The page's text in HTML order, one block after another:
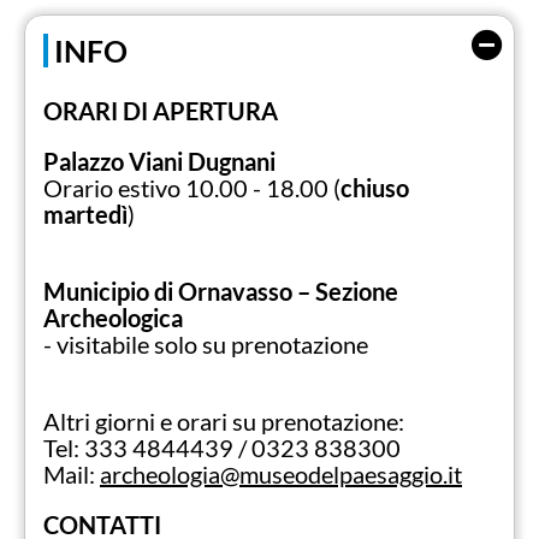
De Dragon, Carlo Fornara, Cesare Maggi,
Guido Cinotti, fino a maestri del Novecento
perdere il capolavoro di Arnaldo Ferraguti
“Alla vanga”, tela risalente al 1890 dalle
dimensioni monumentali.
La collezione di scultura vanta un vasto
più grandi scultori del Novecento Italiano.
Lacollezione archeologica
Ornavasso comprende infinecorredi tombali
influenzata dalle comunità celtiche e poi
assorbita dai Romani.
SITO UFFICIALE
INFO
ORARI DI APERTURA
Palazzo Viani Dugnani
Orario estivo 10.00 - 18.00 (chiuso
martedì)
Municipio di Ornavasso – Sezione
Archeologica
- visitabile solo su prenotazione
Altri giorni e orari su prenotazione:
Tel: 333 4844439 / 0323 838300
Mail: archeologia@museodelpaesaggio.it
CONTATTI